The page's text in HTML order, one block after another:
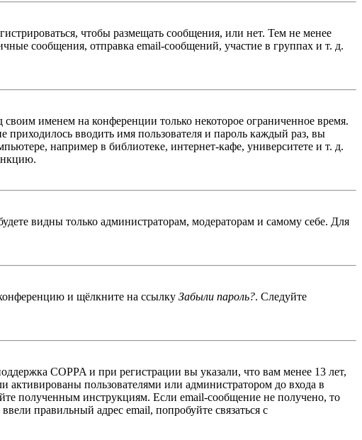
чтобы размещать сообщения, или нет. Тем не менее
сообщения, отправка email-сообщений, участие в группах и т. д.
своим именем на конференции только некоторое ограниченное время.
приходилось вводить имя пользователя и пароль каждый раз, вы
например в библиотеке, интернет-кафе, университете и т. д.
видны только администраторам, модераторам и самому себе. Для
и щёлкните на ссылку Забыли пароль?. Следуйте
COPPA и при регистрации вы указали, что вам менее 13 лет,
пользователями или администратором до входа в
полученным инструкциям. Если email-сообщение не получено, то
правильный адрес email, попробуйте связаться с